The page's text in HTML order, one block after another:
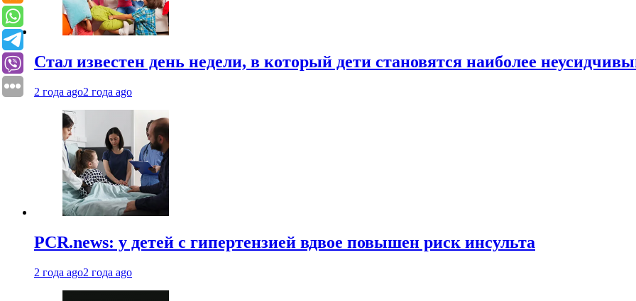
Стал известен день недели, в который дети становятся наиболее
2 года ago2 года ago
PCR.news: у детей с гипертензией вдвое повышен риск инсульта
2 года ago2 года ago